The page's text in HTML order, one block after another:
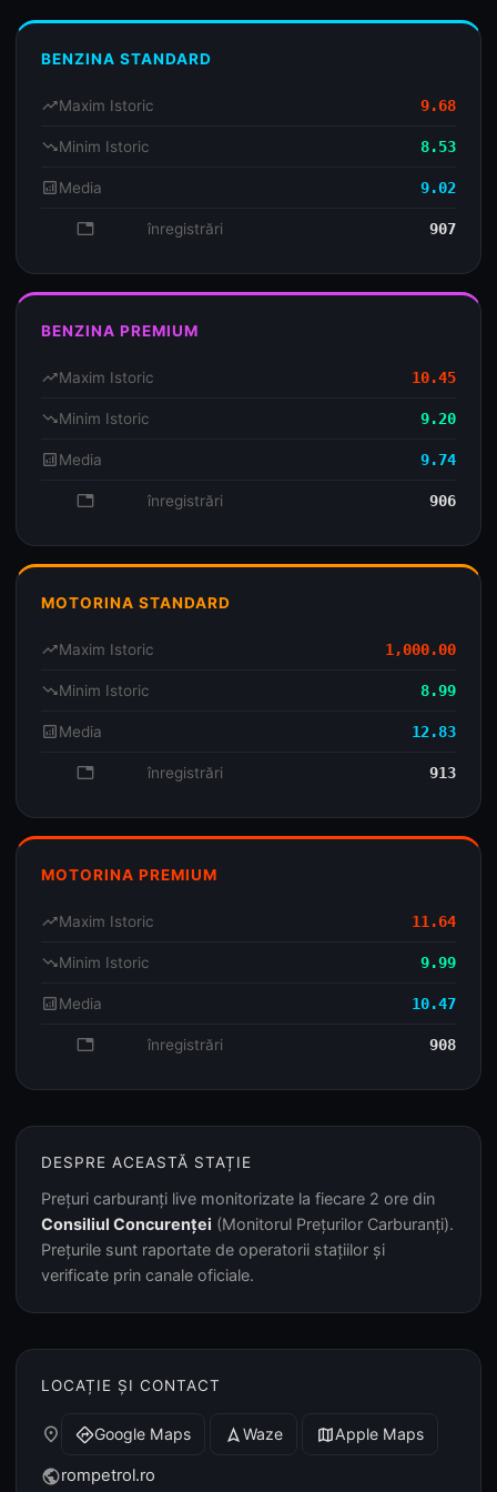
BENZINA STANDARD
trending_upMaxim Istoric 9.68
trending_downMinim Istoric 8.53
analyticsMedia 9.02
database înregistrări 907
BENZINA PREMIUM
trending_upMaxim Istoric 10.45
trending_downMinim Istoric 9.20
analyticsMedia 9.74
database înregistrări 906
MOTORINA STANDARD
trending_upMaxim Istoric 1,000.00
trending_downMinim Istoric 8.99
analyticsMedia 12.83
database înregistrări 913
MOTORINA PREMIUM
trending_upMaxim Istoric 11.64
trending_downMinim Istoric 9.99
analyticsMedia 10.47
database înregistrări 908
DESPRE ACEASTĂ STAȚIE
Prețuri carburanți live monitorizate la fiecare 2 ore din
Consiliul Concurenței (Monitorul Prețurilor Carburanți).
Prețurile sunt raportate de operatorii stațiilor și
verificate prin canale oficiale.
LOCAȚIE ȘI CONTACT
place directionsGoogle Maps navigation Waze mapApple Maps
publicrompetrol.ro